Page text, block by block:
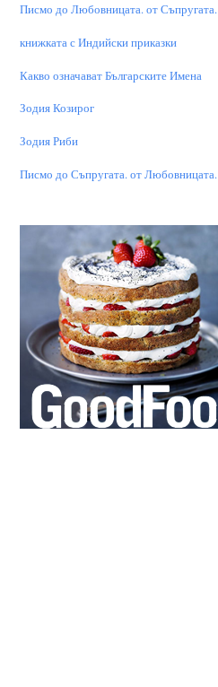
Писмо до Любовницата. от Съпругата.
книжката с Индийски приказки
Какво означават Българските Имена
Зодия Козирог
Зодия Риби
Писмо до Съпругата. от Любовницата.